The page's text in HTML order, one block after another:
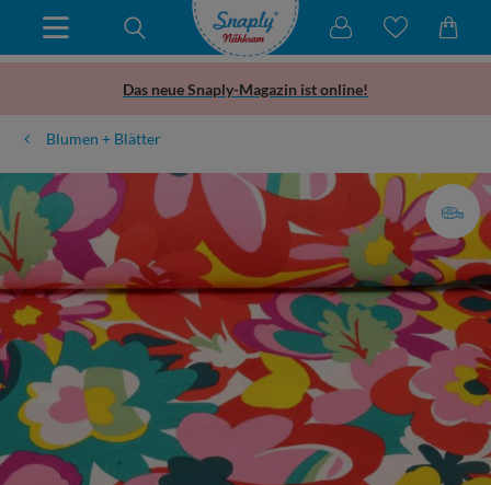
Das neue Snaply-Magazin ist online!
Blumen + Blätter